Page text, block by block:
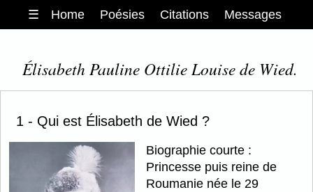
☰ Home Poésies Citations Messages
Élisabeth Pauline Ottilie Louise de Wied.
1 - Qui est Élisabeth de Wied ?
Biographie courte :
Princesse puis reine de
Roumanie née le 29